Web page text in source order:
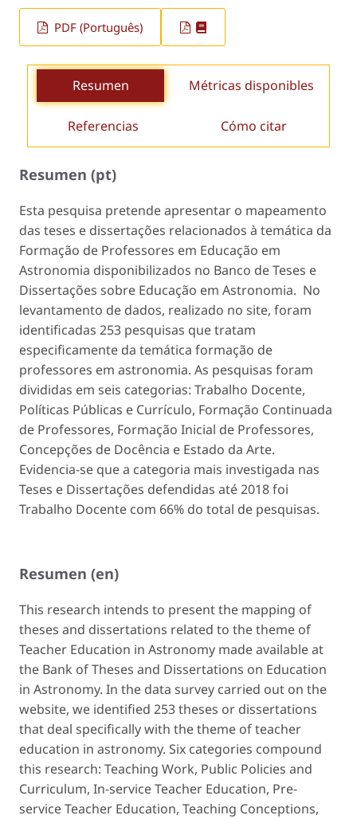
PDF (Português)
Resumen Métricas disponibles
Referencias Cómo citar
Resumen (pt)
Esta pesquisa pretende apresentar o mapeamento
das teses e dissertações relacionados à temática da
Formação de Professores em Educação em
Astronomia disponibilizados no Banco de Teses e
Dissertações sobre Educação em Astronomia. No
levantamento de dados, realizado no site, foram
identificadas 253 pesquisas que tratam
especificamente da temática formação de
professores em astronomia. As pesquisas foram
divididas em seis categorias: Trabalho Docente,
Políticas Públicas e Currículo, Formação Continuada
de Professores, Formação Inicial de Professores,
Concepções de Docência e Estado da Arte.
Evidencia-se que a categoria mais investigada nas
Teses e Dissertações defendidas até 2018 foi
Trabalho Docente com 66% do total de pesquisas.
Resumen (en)
This research intends to present the mapping of
theses and dissertations related to the theme of
Teacher Education in Astronomy made available at
the Bank of Theses and Dissertations on Education
in Astronomy. In the data survey carried out on the
website, we identified 253 theses or dissertations
that deal specifically with the theme of teacher
education in astronomy. Six categories compound
this research: Teaching Work, Public Policies and
Curriculum, In-service Teacher Education, Pre-
service Teacher Education, Teaching Conceptions,